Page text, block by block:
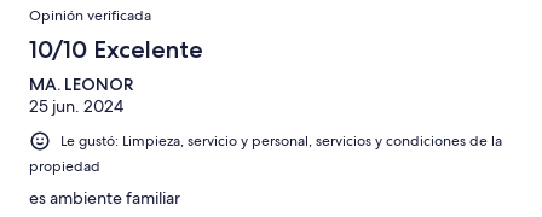
Opinión verificada
10/10 Excelente
MA. LEONOR
25 jun. 2024
Le gustó: Limpieza, servicio y personal, servicios y condiciones de la
propiedad
es ambiente familiar